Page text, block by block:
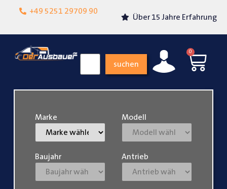
+49 5251 29709 90
Lokalgeschäft in
Über 15 Jahre Erfahrung
suchen
0
Marke Modell
Baujahr Antrieb